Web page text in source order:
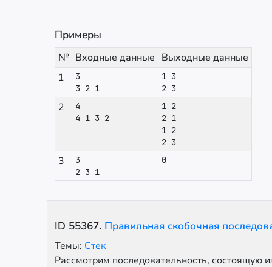
Примеры
№ Входные данные Выходные данные
1
3
3 2 1
1 3
2 3
2
4
4 1 3 2
1 2
2 1
1 2
2 3
3
3
2 3 1
0
ID 55367. Правильная скобочная
Темы: Стек
Рассмотрим последовательность, состоящую